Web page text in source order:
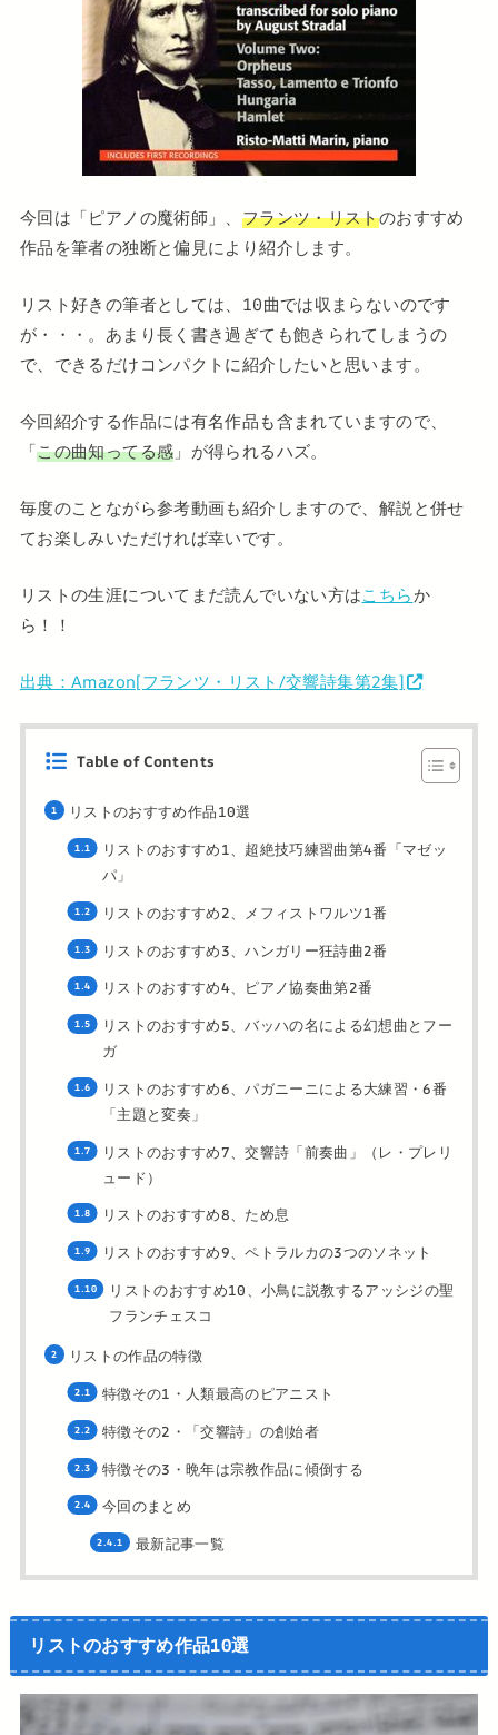
今回は「ピアノの魔術師」、 フランツ・リストのおすすめ
作品を筆者の独断と偏見により紹介します。
リスト好きの筆者としては、10曲では収まらないのです
が・・・。あまり長く書き過ぎても飽きられてしまうの
で、できるだけコンパクトに紹介したいと思います。
今回紹介する作品には有名作品も含まれていますので、
「この曲知ってる感 」が得られるハズ。
毎度のことながら参考動画も紹介しますので、解説と併せ
てお楽しみいただければ幸いです。
リストの生涯についてまだ読んでいない方はこちらか
ら！！
出典：Amazon[フランツ・リスト/交響詩集第2集]
Table of Contents
リストのおすすめ作品10選
リストのおすすめ1、超絶技巧練習曲第4番「マゼッ
パ」
リストのおすすめ2、メフィストワルツ1番
リストのおすすめ3、ハンガリー狂詩曲2番
リストのおすすめ4、ピアノ協奏曲第2番
リストのおすすめ5、バッハの名による幻想曲とフー
ガ
リストのおすすめ6、パガニーニによる大練習・6番
「主題と変奏」
リストのおすすめ7、交響詩「前奏曲」（レ・プレリ
ュード）
リストのおすすめ8、ため息
リストのおすすめ9、ペトラルカの3つのソネット
リストのおすすめ10、小鳥に説教するアッシジの聖
フランチェスコ
リストの作品の特徴
特徴その1・人類最高のピアニスト
特徴その2・「交響詩」の創始者
特徴その3・晩年は宗教作品に傾倒する
今回のまとめ
最新記事一覧
リストのおすすめ作品10選